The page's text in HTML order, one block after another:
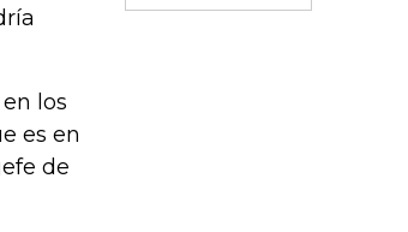
los
es en
de